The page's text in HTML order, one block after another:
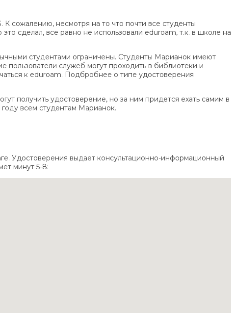
К сожалению, несмотря на то что почти все студенты
сделал, все равно не использовали eduroam, т.к. в школе на
студентами ограничены. Студенты Марианок имеют
пользователи служеб могут проходить в библиотеки и
к eduroam. Подбробнее о типе удостоверения
получить удостоверение, но за ним придется ехать самим в
всем студентам Марианок.
Удостоверения выдает консультационно-информационный
минут 5-8: